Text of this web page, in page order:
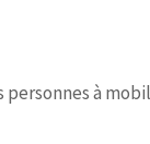
à